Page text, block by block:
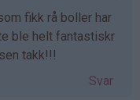
fikk rå boller har
ble helt fantastiskr
takk!!!
Svar